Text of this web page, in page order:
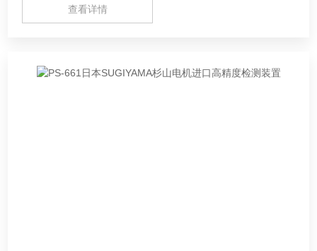
查看详情